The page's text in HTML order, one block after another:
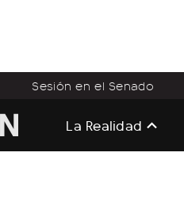
Sesión en el Senado
La Realidad